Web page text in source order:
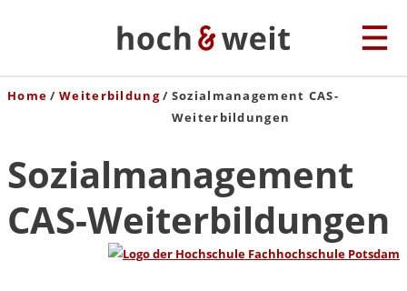
Home Weiterbildung
Sozialmanagement CAS-
Weiterbildungen
Sozialmanagement
CAS-Weiterbildungen